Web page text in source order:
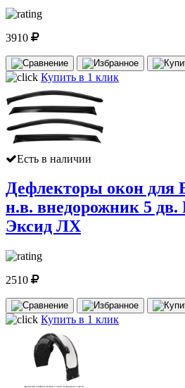
3910
Купить в 1 клик
Есть в наличии
Дефлекторы окон для
н.в. внедорожник 5
Эксид ЛХ
2510
Купить в 1 клик